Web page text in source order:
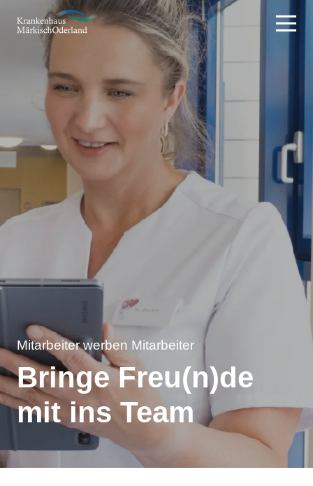
Mitarbeiter werben Mitarbeiter
Bringe Freu(n)de
mit ins Team